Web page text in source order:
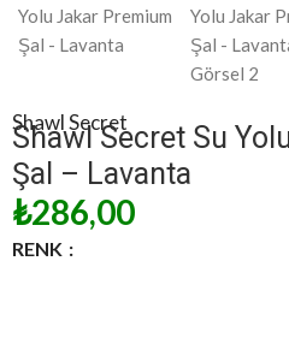
Shawl Secret
Shawl Secret Su
Şal – Lavanta
₺286,00
RENK